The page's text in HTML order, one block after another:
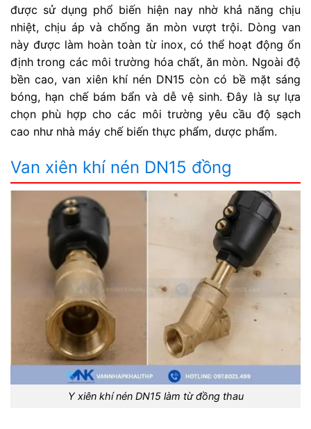
được sử dụng phổ biến hiện nay nhờ khả năng chịu
nhiệt, chịu áp và chống ăn mòn vượt trội. Dòng van
này được làm hoàn toàn từ inox, có thể hoạt động ổn
định trong các môi trường hóa chất, ăn mòn. Ngoài độ
bền cao, van xiên khí nén DN15 còn có bề mặt sáng
bóng, hạn chế bám bẩn và dễ vệ sinh. Đây là sự lựa
chọn phù hợp cho các môi trường yêu cầu độ sạch
cao như nhà máy chế biến thực phẩm, dược phẩm.
Van xiên khí nén DN15 đồng
Y xiên khí nén DN15 làm từ đồng thau